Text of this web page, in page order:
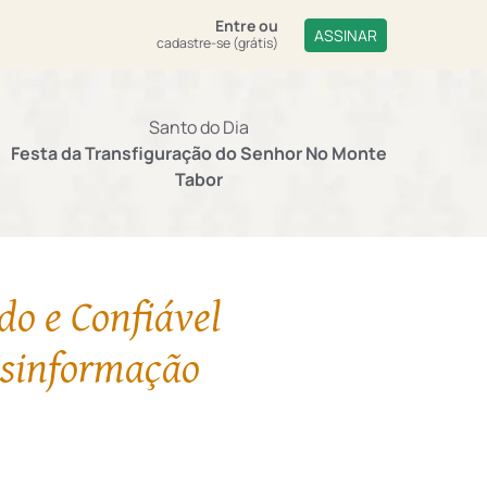
Entreou
cadastre-se (grátis) ASSINAR
Santo do Dia
Festa da Transfiguração do Senhor No Monte
Tabor
e Confiável